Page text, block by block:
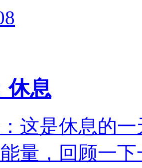
休息
这是休息的
量，回顾一